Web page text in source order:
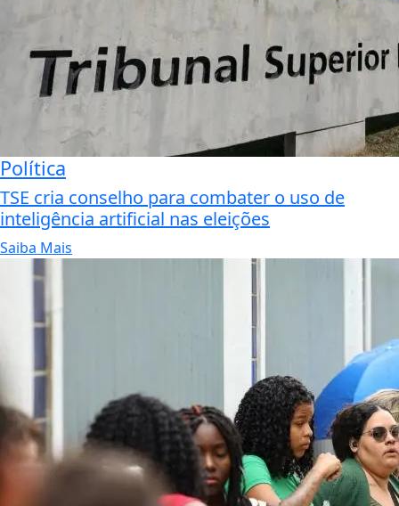
Política
TSE cria conselho para combater o uso de
inteligência artificial nas eleições
Saiba Mais